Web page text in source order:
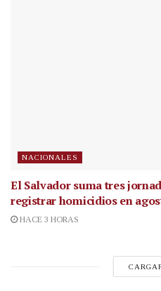
NACIONALES
El Salvador suma tres
registrar homicidios en
HACE 3 HORAS